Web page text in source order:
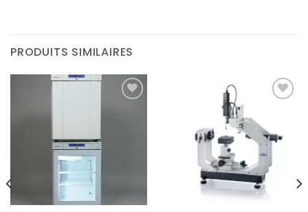
PRODUITS SIMILAIRES
Ajouter
à la liste
d’envies